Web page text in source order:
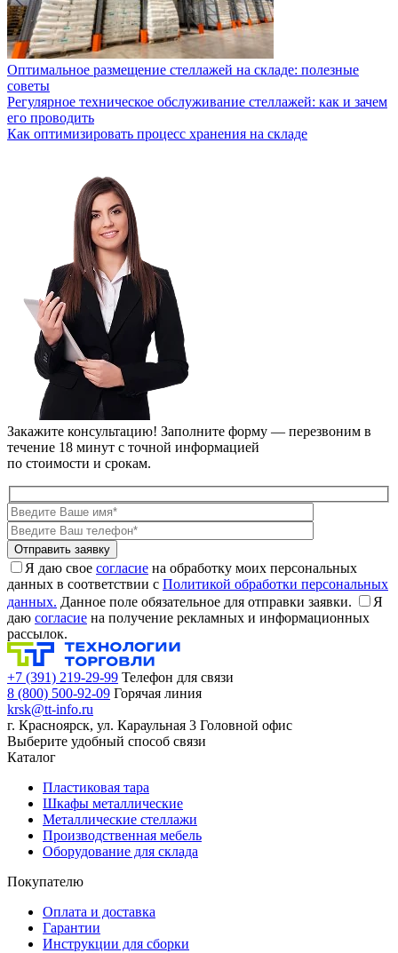
Оптимальное размещение стеллажей на складе: полезные
советы
Регулярное техническое обслуживание стеллажей: как и зачем
его проводить
Как оптимизировать процесс хранения на складе
Закажите консультацию! Заполните форму — перезвоним в
течение 18 минут с точной информацией
по стоимости и срокам.
Я даю свое согласие на обработку моих персональных
данных в соответствии с Политикой обработки персональных
данных. Данное поле обязательное для отправки заявки.
Я
даю согласие на получение рекламных и информационных
рассылок.
+7 (391) 219-29-99 Телефон для связи
8 (800) 500-92-09 Горячая линия
krsk@tt-info.ru
г. Красноярск, ул. Караульная 3 Головной офис
Выберите удобный способ связи
Каталог
Пластиковая тара
Шкафы металлические
Металлические стеллажи
Производственная мебель
Оборудование для склада
Покупателю
Оплата и доставка
Гарантии
Инструкции для сборки